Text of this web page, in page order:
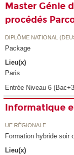
Master Génie
procédés
DIPLÔME NATIONAL
Package
Lieu(x)
Paris
Entrée Niveau 6
Informatique
UE RÉGIONALE
Formation hybride soir
Lieu(x)